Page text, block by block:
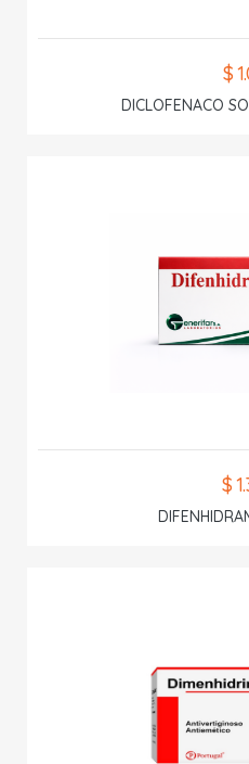
$
DICLOFENACO
$